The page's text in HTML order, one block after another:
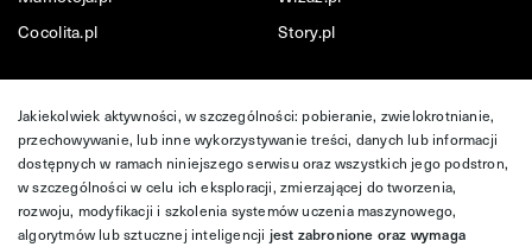
Cocolita.pl
Story.pl
Jakiekolwiek aktywności, w szczególności: pobieranie, zwielokrotnianie,
przechowywanie, lub inne wykorzystywanie treści, danych lub informacji
dostępnych w ramach niniejszego serwisu oraz wszystkich jego podstron,
w szczególności w celu ich eksploracji, zmierzającej do tworzenia,
rozwoju, modyfikacji i szkolenia systemów uczenia maszynowego,
algorytmów lub sztucznej inteligencji jest zabronione oraz wymaga